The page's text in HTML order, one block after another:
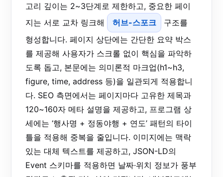
고리 깊이는 2~3단계로 제한하고, 중요한 페이
지는 서로 교차 링크해
허브-스포크
구조를
형성합니다. 페이지 상단에는 간단한 요약 박스
를 제공해 사용자가 스크롤 없이 핵심을 파악하
도록 돕고, 본문에는 의미론적 마크업(h1~h3,
figure, time, address 등)을 일관되게 적용합니
다. SEO 측면에서는 페이지마다 고유한 제목과
120~160자 메타 설명을 제공하고, 프로그램 상
세에는 ‘행사명 + 정동야행 + 연도’ 패턴의 타이
틀을 적용해 중복을 줄입니다. 이미지에는 맥락
있는 대체 텍스트를 제공하고, JSON-LD의
Event 스키마를 적용하면 날짜·위치 정보가 풍부